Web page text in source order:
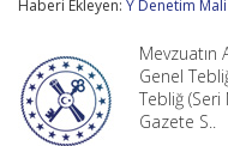
Çıkış
Haberi Ekleyen: Y Denetim
Mevzuatın
Genel
Tebliğ (Seri
Gazete S..